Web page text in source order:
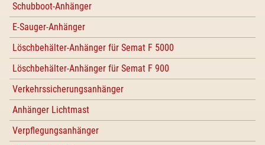
Schubboot-Anhänger
E-Sauger-Anhänger
Löschbehälter-Anhänger für Semat F 5000
Löschbehälter-Anhänger für Semat F 900
Verkehrssicherungsanhänger
Anhänger Lichtmast
Verpflegungsanhänger